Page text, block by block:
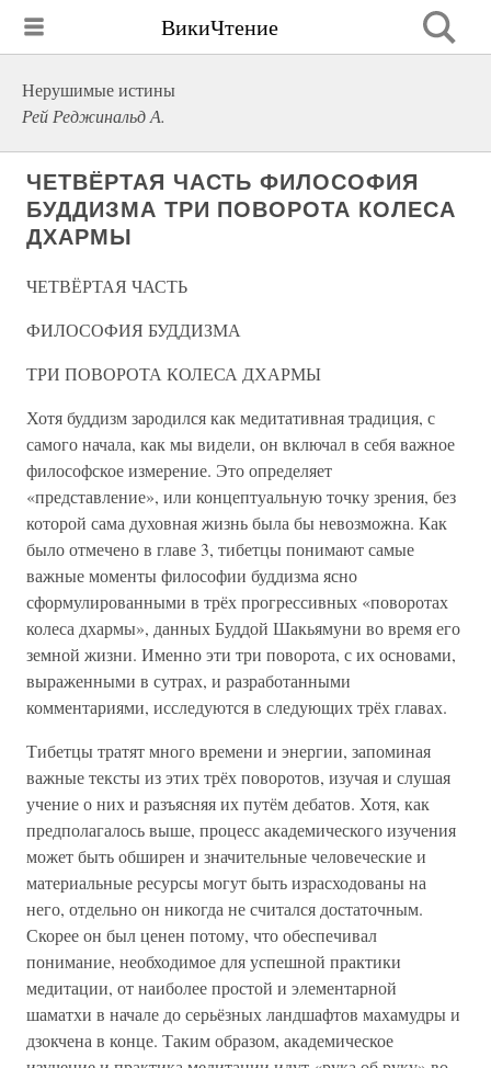
ВикиЧтение
Нерушимые истины
Рей Реджинальд А.
ЧЕТВЁРТАЯ ЧАСТЬ ФИЛОСОФИЯ
БУДДИЗМА ТРИ ПОВОРОТА КОЛЕСА
ДХАРМЫ
ЧЕТВЁРТАЯ ЧАСТЬ
ФИЛОСОФИЯ БУДДИЗМА
ТРИ ПОВОРОТА КОЛЕСА ДХАРМЫ
Хотя буддизм зародился как медитативная традиция, с
самого начала, как мы видели, он включал в себя важное
философское измерение. Это определяет
«представление», или концептуальную точку зрения, без
которой сама духовная жизнь была бы невозможна. Как
было отмечено в главе 3, тибетцы понимают самые
важные моменты философии буддизма ясно
сформулированными в трёх прогрессивных «поворотах
колеса дхармы», данных Буддой Шакьямуни во время его
земной жизни. Именно эти три поворота, с их основами,
выраженными в сутрах, и разработанными
комментариями, исследуются в следующих трёх главах.
Тибетцы тратят много времени и энергии, запоминая
важные тексты из этих трёх поворотов, изучая и слушая
учение о них и разъясняя их путём дебатов. Хотя, как
предполагалось выше, процесс академического изучения
может быть обширен и значительные человеческие и
материальные ресурсы могут быть израсходованы на
него, отдельно он никогда не считался достаточным.
Скорее он был ценен потому, что обеспечивал
понимание, необходимое для успешной практики
медитации, от наиболее простой и элементарной
шаматхи в начале до серьёзных ландшафтов махамудры и
дзокчена в конце. Таким образом, академическое